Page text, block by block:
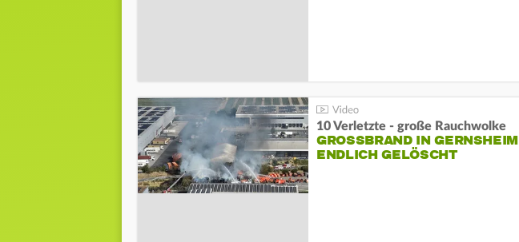
10 Verletzte - große Rauchwolke
GROSSBRAND IN GERNSHEIM E
NDLICH GELÖSCHT